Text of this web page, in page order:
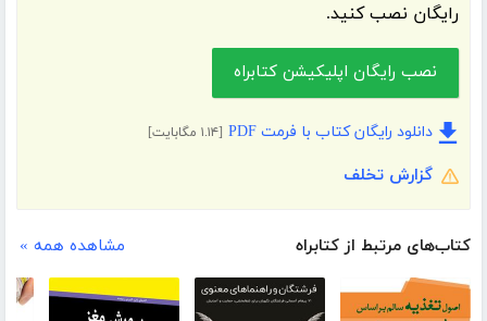
رایگان نصب کنید.
نصب رایگان اپلیکیشن کتابراه
دانلود رایگان کتاب با فرمت PDF [۱.۱۴ مگابایت]
گزارش تخلف
کتاب‌های مرتبط از کتابراه مشاهده همه »